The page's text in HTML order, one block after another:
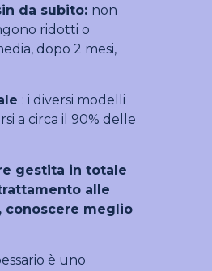
da subito: non
ridotti o
dopo 2 mesi,
: i diversi modelli
a circa il 90% delle
gestita in totale
alle
conoscere meglio
è uno